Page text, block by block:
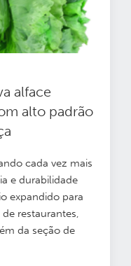
alface
alto padrão
cada vez mais
e durabilidade
expandido para
restaurantes,
da seção de